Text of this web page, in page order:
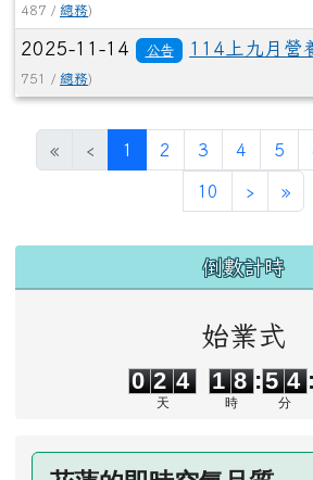
487 / 總務)
2025-11-14 公告 114上九月營
751 / 總務)
« ‹ 1 (目前頁次)
2 3 4 5
10 ›下一頁
»最
倒數計時
始業式
0 2 4
天
1
1
8
8
時
:5 4
分
: